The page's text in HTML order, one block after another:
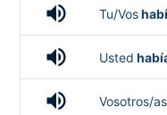
volume_up Tu/Vos
volume_up Usted
volume_up Vosotros/as